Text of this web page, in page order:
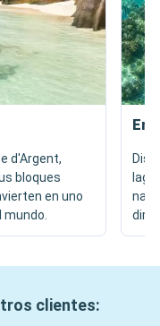
d'Argent,
bloques
en uno
mundo.
En
clientes: